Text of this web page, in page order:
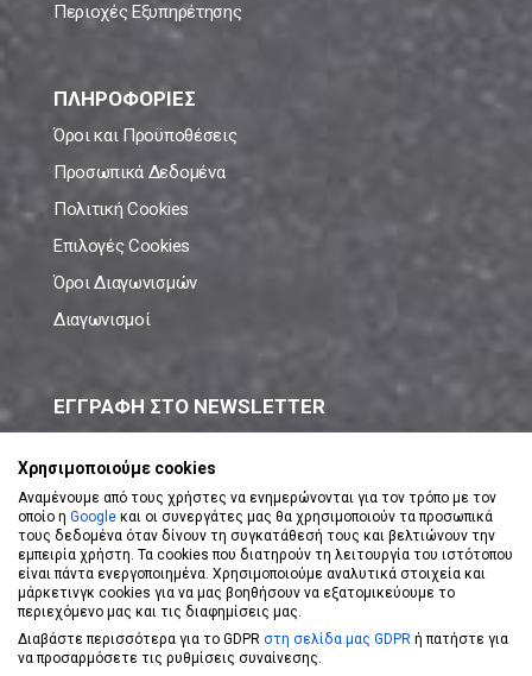
Περιοχές Εξυπηρέτησης
ΠΛΗΡΟΦΟΡΙΕΣ
Όροι και Προϋποθέσεις
Προσωπικά Δεδομένα
Πολιτική Cookies
Επιλογές Cookies
Όροι Διαγωνισμών
Διαγωνισμοί
ΕΓΓΡΑΦΗ ΣΤΟ NEWSLETTER
ΕΓΓΡΑΦΗ ΣΤΟ NEWSLETTER
Αποδέχομαι τουςΌρους Χρήσης
Χρησιμοποιούμε cookies
Αναμένουμε από τους χρήστες να ενημερώνονται για τον τρόπο με τον
οποίο η Google και οι συνεργάτες μας θα χρησιμοποιούν τα προσωπικά
τους δεδομένα όταν δίνουν τη συγκατάθεσή τους και βελτιώνουν την
εμπειρία χρήστη. Τα cookies που διατηρούν τη λειτουργία του ιστότοπου
είναι πάντα ενεργοποιημένα. Χρησιμοποιούμε αναλυτικά στοιχεία και
μάρκετινγκ cookies για να μας βοηθήσουν να εξατομικεύουμε το
περιεχόμενο μας και τις διαφημίσεις μας.
Διαβάστε περισσότερα για το GDPR στη σελίδα μας GDPR ή πατήστε για
να προσαρμόσετε τις ρυθμίσεις συναίνεσης.